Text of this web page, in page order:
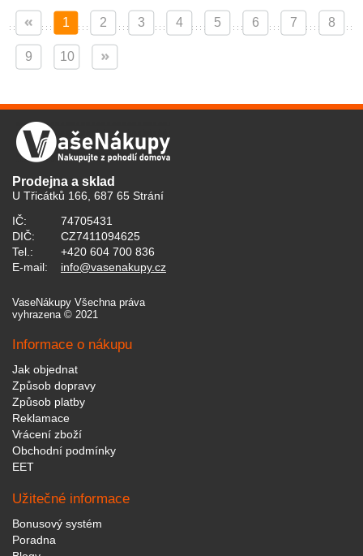
1 2 3 4 5 6 7 8
9 10
Prodejna a sklad
U Třicátků 166, 687 65 Strání
IČ:
74705431
DIČ:
CZ7411094625
Tel.:
+420 604 700 836
E-mail:
info@vasenakupy.cz
VaseNákupy Všechna práva
vyhrazena © 2021
Informace o nákupu
Jak objednat
Způsob dopravy
Způsob platby
Reklamace
Vrácení zboží
Obchodní podmínky
EET
Užitečné informace
Bonusový systém
Poradna